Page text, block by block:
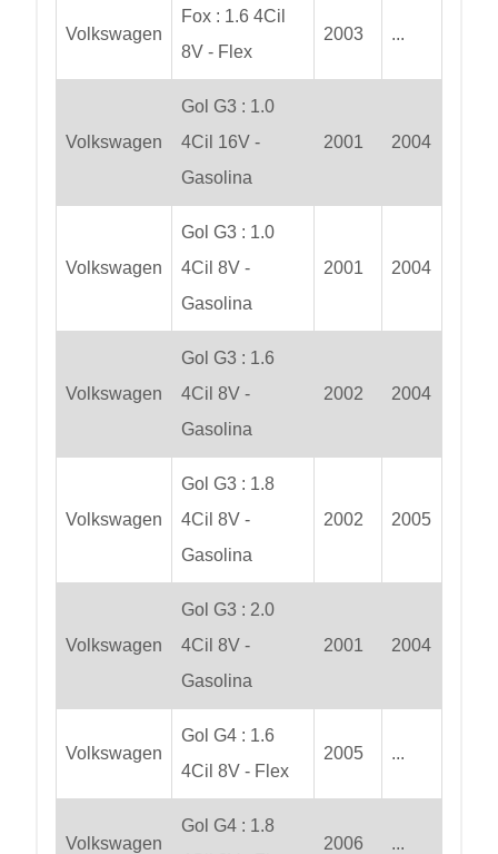
Volkswagen
Fox : 1.6 4Cil
8V - Flex
2003 ...
Volkswagen
Gol G3 : 1.0
4Cil 16V -
Gasolina
2001 2004
Volkswagen
Gol G3 : 1.0
4Cil 8V -
Gasolina
2001 2004
Volkswagen
Gol G3 : 1.6
4Cil 8V -
Gasolina
2002 2004
Volkswagen
Gol G3 : 1.8
4Cil 8V -
Gasolina
2002 2005
Volkswagen
Gol G3 : 2.0
4Cil 8V -
Gasolina
2001 2004
Volkswagen
Gol G4 : 1.6
4Cil 8V - Flex
2005 ...
Volkswagen
Gol G4 : 1.8
2006 ...